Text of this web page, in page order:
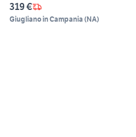
319 €
Giugliano in Campania (NA)